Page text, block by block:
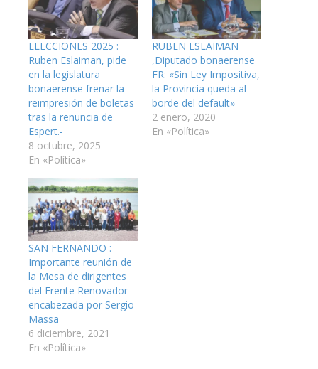
ELECCIONES 2025 :
Ruben Eslaiman, pide
en la legislatura
bonaerense frenar la
reimpresión de boletas
tras la renuncia de
Espert.-
8 octubre, 2025
En «Política»
RUBEN ESLAIMAN
,Diputado bonaerense
FR: «Sin Ley Impositiva,
la Provincia queda al
borde del default»
2 enero, 2020
En «Política»
SAN FERNANDO :
Importante reunión de
la Mesa de dirigentes
del Frente Renovador
encabezada por Sergio
Massa
6 diciembre, 2021
En «Política»